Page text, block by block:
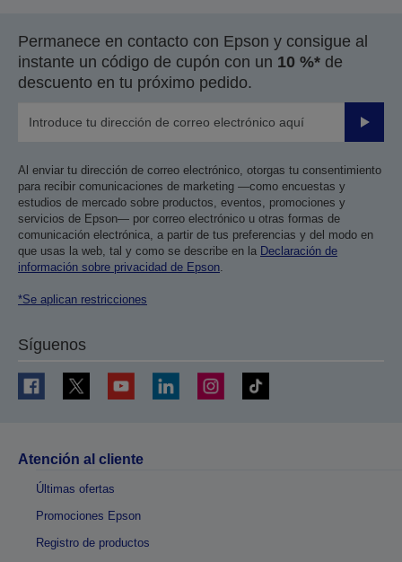
Permanece en contacto con Epson y consigue al
instante un código de cupón con un 10 %* de
descuento en tu próximo pedido.
Enviar
Al enviar tu dirección de correo electrónico, otorgas tu consentimiento
para recibir comunicaciones de marketing —como encuestas y
estudios de mercado sobre productos, eventos, promociones y
servicios de Epson— por correo electrónico u otras formas de
comunicación electrónica, a partir de tus preferencias y del modo en
que usas la web, tal y como se describe en la Declaración de
información sobre privacidad de Epson.
*Se aplican restricciones
Síguenos
Atención al cliente
Últimas ofertas
Promociones Epson
Registro de productos